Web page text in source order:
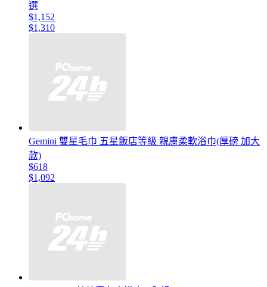
選
$1,152
$1,310
Gemini 雙星毛巾 五星飯店等級 親膚柔軟浴巾(厚磅 加大
款)
$618
$1,092